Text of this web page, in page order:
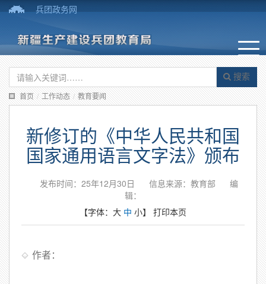
兵团政务网
搜索
首页 / 工作动态 / 教育要闻
新修订的《中华人民共和国
国家通用语言文字法》颁布
发布时间：25年12月30日 信息来源：教育部
编
辑：
【字体： 大 中 小】 打印本页
作者：